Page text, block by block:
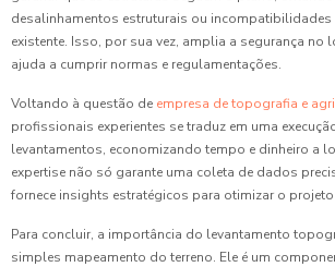
desalinhamentos estruturais ou incompatibilidades
existente. Isso, por sua vez, amplia a segurança no
ajuda a cumprir normas e regulamentações.
Voltando à questão de empresa de topografia e
profissionais experientes se traduz em uma
levantamentos, economizando tempo e dinheiro a
expertise não só garante uma coleta de dados
fornece insights estratégicos para otimizar o
Para concluir, a importância do levantamento
simples mapeamento do terreno. Ele é um